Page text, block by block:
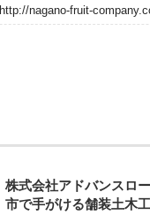
http://nagano-fruit-
株式会社アドバンスロ
市で手がける舗装土木